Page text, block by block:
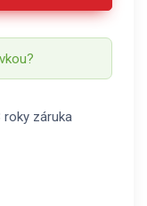
roky záruka